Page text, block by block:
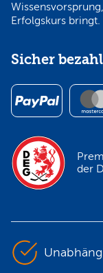
Erfolgskurs bringt.
Sicher
der